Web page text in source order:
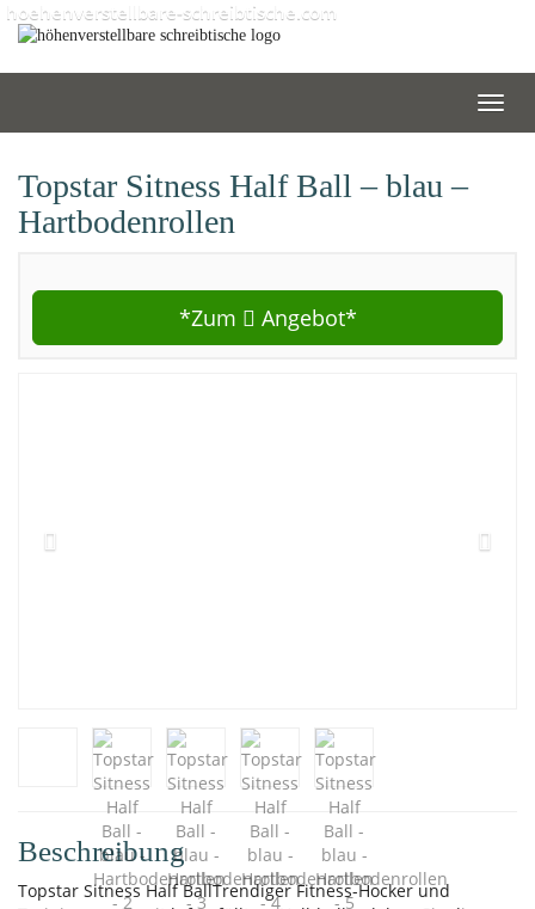
Skip
hoehenverstellbare-schreibtische.com
Topstar Sitness Half Ball – blau –
Hartbodenrollen
*Zum Angebot*
Beschreibung
Topstar Sitness Half BallTrendiger Fitness-Hocker und